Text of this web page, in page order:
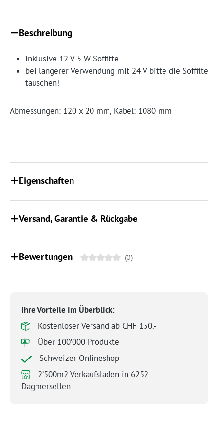
Beschreibung
inklusive 12 V 5 W Soffitte
bei längerer Verwendung mit 24 V bitte die Soffitte
tauschen!
Abmessungen: 120 x 20 mm, Kabel: 1080 mm
Eigenschaften
Versand, Garantie & Rückgabe
Bewertungen (0)
Ihre Vorteile im Überblick:
Kostenloser Versand ab CHF 150.-
Über 100’000 Produkte
Schweizer Onlineshop
2’500m2 Verkaufsladen in 6252
Dagmersellen